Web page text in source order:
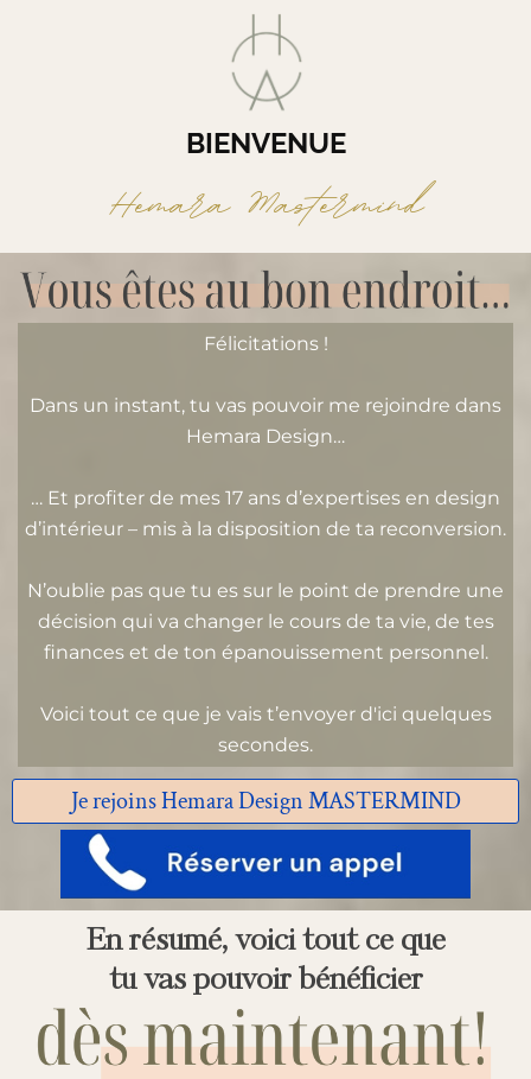
BIENVENUE
Hemara Mastermind
Félicitations !
Dans un instant, tu vas pouvoir me rejoindre dans
Hemara Design…
… Et profiter de mes 17 ans d’expertises en design
d’intérieur – mis à la disposition de ta reconversion.
N’oublie pas que tu es sur le point de prendre une
décision qui va changer le cours de ta vie, de tes
finances et de ton épanouissement personnel.
Voici tout ce que je vais t’envoyer d'ici quelques
secondes.
Je rejoins Hemara Design MASTERMIND
En résumé, voici tout ce que
tu vas pouvoir bénéficier